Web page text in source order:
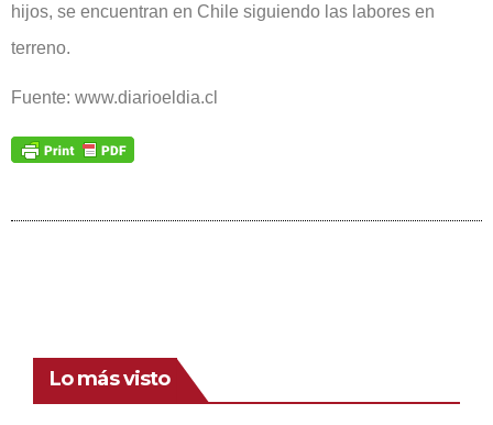
hijos, se encuentran en Chile siguiendo las labores en
terreno.
Fuente: www.diarioeldia.cl
Lo más visto